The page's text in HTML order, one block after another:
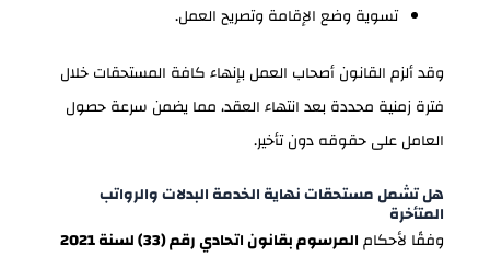
تسوية وضع الإقامة وتصريح العمل.
وقد ألزم القانون أصحاب العمل بإنهاء كافة المستحقات خلال
فترة زمنية محددة بعد انتهاء العقد، مما يضمن سرعة حصول
العامل على حقوقه دون تأخير.
هل تشمل مستحقات نهاية الخدمة البدلات والرواتب
المتأخرة
وفقًا لأحكام
المرسوم بقانون اتحادي رقم (33) لسنة 2021